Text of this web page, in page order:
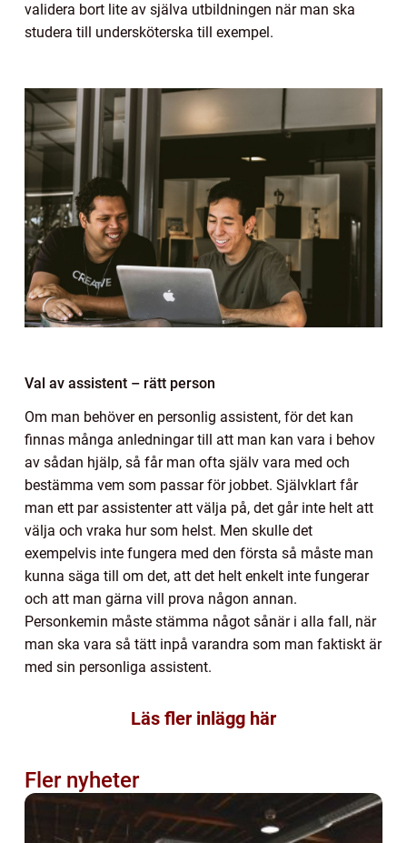
validera bort lite av själva utbildningen när man ska
studera till undersköterska till exempel.
Val av assistent – rätt person
Om man behöver en personlig assistent, för det kan
finnas många anledningar till att man kan vara i behov
av sådan hjälp, så får man ofta själv vara med och
bestämma vem som passar för jobbet. Självklart får
man ett par assistenter att välja på, det går inte helt att
välja och vraka hur som helst. Men skulle det
exempelvis inte fungera med den första så måste man
kunna säga till om det, att det helt enkelt inte fungerar
och att man gärna vill prova någon annan.
Personkemin måste stämma något sånär i alla fall, när
man ska vara så tätt inpå varandra som man faktiskt är
med sin personliga assistent.
Läs fler inlägg här
Fler nyheter